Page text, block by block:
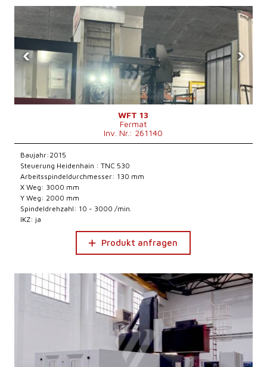
‹ ›
WFT 13
Fermat
Inv. Nr.: 261140
Baujahr:2015
Steuerung Heidenhain : TNC 530
Arbeitsspindeldurchmesser: 130 mm
X Weg: 3000 mm
Y Weg: 2000 mm
Spindeldrehzahl: 10 - 3000 /min.
IKZ: ja
Produkt anfragen